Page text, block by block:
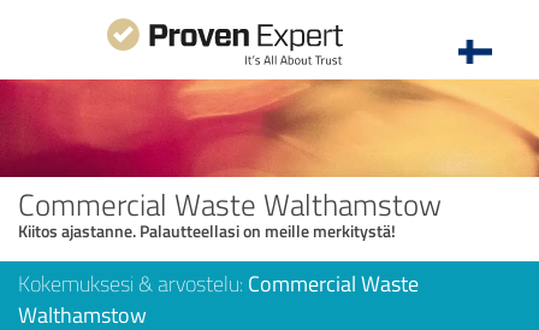
Commercial Waste Walthamstow
Kiitos ajastanne. Palautteellasi on meille merkitystä!
Kokemuksesi & arvostelu: Commercial Waste
Walthamstow